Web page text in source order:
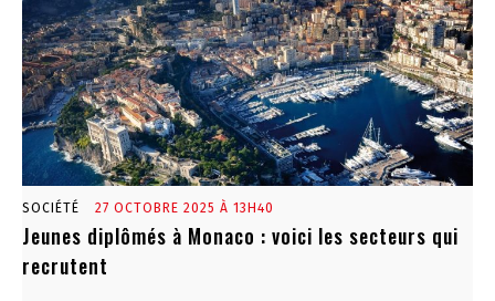
SOCIÉTÉ 27 OCTOBRE 2025 À 13H40
Jeunes diplômés à Monaco : voici les secteurs qui
recrutent